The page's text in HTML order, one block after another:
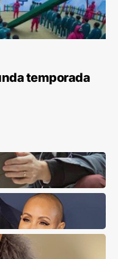
temporada